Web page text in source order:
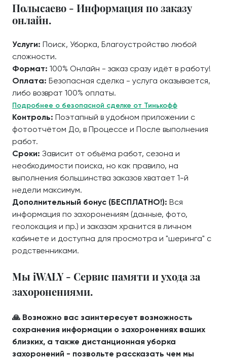
Полысаево - Информация по заказу
онлайн.
Услуги: Поиск, Уборка, Благоустройство любой
сложности.
Формат: 100% Онлайн - заказ сразу идёт в работу!
Оплата: Безопасная сделка - услуга оказывается,
либо возврат 100% оплаты.
Подробнее о безопасной сделке от Тинькофф
Контроль: Поэтапный в удобном приложении с
фотоотчётом До, в Процессе и После выполнения
работ.
Сроки: Зависит от объёма работ, сезона и
необходимости поиска, но как правило, на
выполнения большинства заказов хватает 1-й
недели максимум.
Дополнительный бонус (БЕСПЛАТНО!): Вся
информация по захоронениям (данные, фото,
геолокация и пр.) и заказам хранится в личном
кабинете и доступна для просмотра и "шеринга" с
родственниками.
Мы iWALY - Сервис памяти и ухода за
захоронениями.
🙏 Возможно вас заинтересует возможность
сохранения информации о захоронениях ваших
близких, а также дистанционная уборка
захоронений - позвольте рассказать чем мы